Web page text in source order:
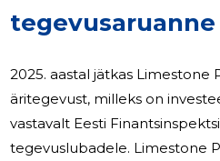
tegevusaruanne
2025. aastal jätkas Limestone
äritegevust, milleks on
vastavalt Eesti
tegevuslubadele. Limestone